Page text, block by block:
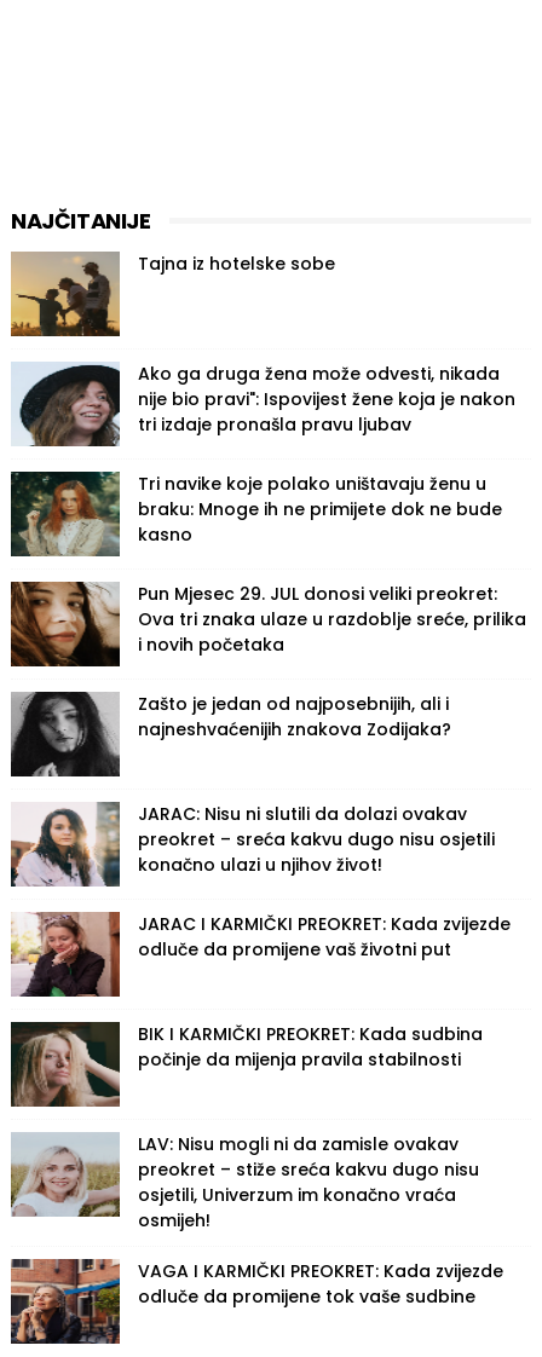
NAJČITANIJE
Tajna iz hotelske sobe
Ako ga druga žena može odvesti, nikada
nije bio pravi": Ispovijest žene koja je nakon
tri izdaje pronašla pravu ljubav
Tri navike koje polako uništavaju ženu u
braku: Mnoge ih ne primijete dok ne bude
kasno
Pun Mjesec 29. JUL donosi veliki preokret:
Ova tri znaka ulaze u razdoblje sreće, prilika
i novih početaka
Zašto je jedan od najposebnijih, ali i
najneshvaćenijih znakova Zodijaka?
JARAC: Nisu ni slutili da dolazi ovakav
preokret – sreća kakvu dugo nisu osjetili
konačno ulazi u njihov život!
JARAC I KARMIČKI PREOKRET: Kada zvijezde
odluče da promijene vaš životni put
BIK I KARMIČKI PREOKRET: Kada sudbina
počinje da mijenja pravila stabilnosti
LAV: Nisu mogli ni da zamisle ovakav
preokret – stiže sreća kakvu dugo nisu
osjetili, Univerzum im konačno vraća
osmijeh!
VAGA I KARMIČKI PREOKRET: Kada zvijezde
odluče da promijene tok vaše sudbine